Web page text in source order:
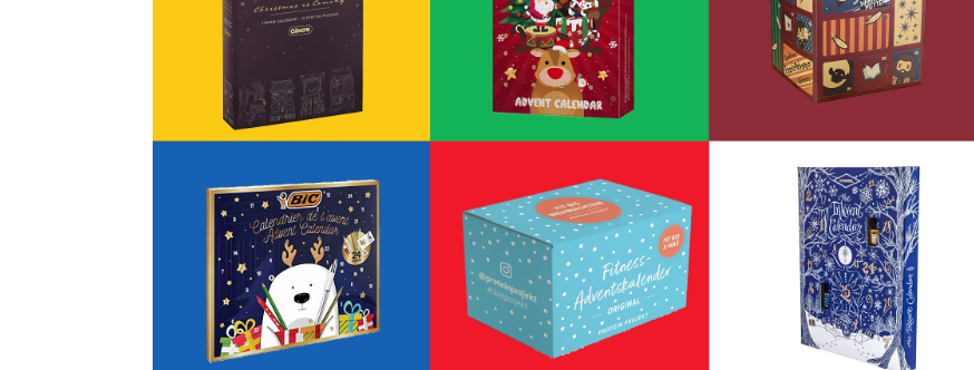
Decorazioni interno
Alberi di Natale
Presepi natalizi
Pacchetti regalo
Regali di Natale per bambini